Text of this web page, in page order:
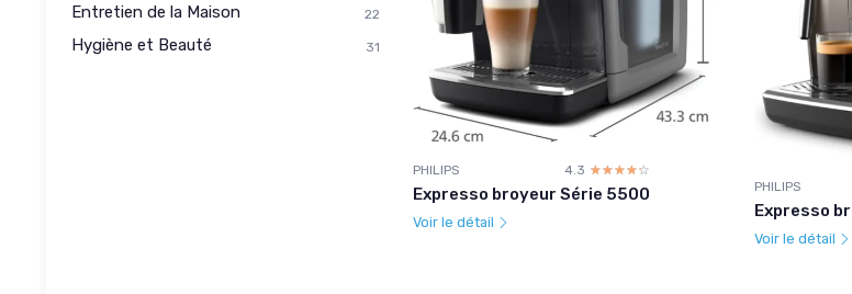
Entretien de la Maison 22
Hygiène et Beauté 31
PHILIPS 4.3 ☆☆☆☆☆
★★★★★
Expresso broyeur Série 5500
Voir le détail
PHILIPS
Expresso
Voir le détail